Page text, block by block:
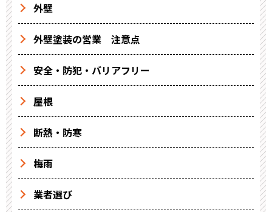
外壁
外壁塗装の営業 注意点
安全・防犯・バリアフリー
屋根
断熱・防寒
梅雨
業者選び